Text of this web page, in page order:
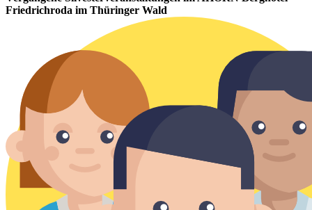
Friedrichroda im Thüringer Wald